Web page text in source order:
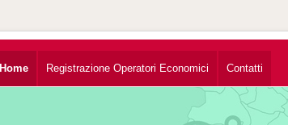
Home Registrazione Operatori Economici Contatti